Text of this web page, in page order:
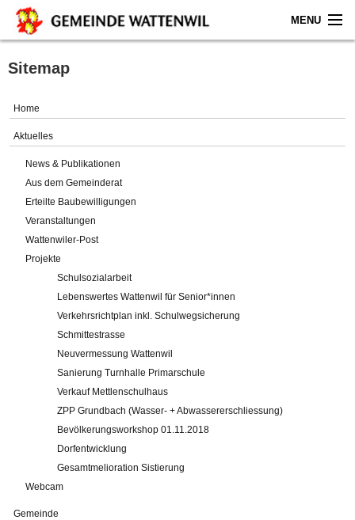
MENU
Home
Gemeinde
Verwaltung
Online-Service
Impressum
Sitemap
Home
Aktuelles
News & Publikationen
Aus dem Gemeinderat
Erteilte Baubewilligungen
Veranstaltungen
Wattenwiler-Post
Projekte
Schulsozialarbeit
Lebenswertes Wattenwil für Senior*innen
Verkehrsrichtplan inkl. Schulwegsicherung
Schmittestrasse
Neuvermessung Wattenwil
Sanierung Turnhalle Primarschule
Verkauf Mettlenschulhaus
ZPP Grundbach (Wasser- + Abwassererschliessung)
Bevölkerungsworkshop 01.11.2018
Dorfentwicklung
Gesamtmelioration Sistierung
Webcam
Gemeinde